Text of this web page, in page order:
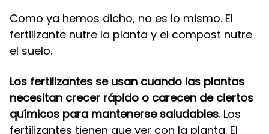
Como ya hemos dicho, no es lo mismo. El
fertilizante nutre la planta y el compost nutre
el suelo.
Los fertilizantes se usan cuando las plantas
necesitan crecer rápido o carecen de ciertos
químicos para mantenerse saludables.Los
fertilizantes tienen que ver con la planta. El